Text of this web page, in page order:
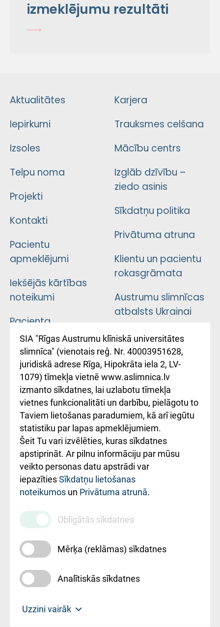
izmeklējumu rezultāti
Aktualitātes
Iepirkumi
Izsoles
Telpu noma
Projekti
Kontakti
Pacientu
apmeklējumi
Iekšējās kārtības
noteikumi
Pacienta
atsauksmju/sūdzību
iesniegšanas
kārtība
Kā pie mums nokļūt
Rēķinu apmaksas
ceļvedis
Rekvizīti un
ārstniecības
iestādes kods
010000234
Maksas
pakalpojumu
cenrādis
Karjera
Trauksmes celšana
Mācību centrs
Izglāb dzīvību –
ziedo asinis
Sīkdatņu politika
Privātuma atruna
Klientu un pacientu
rokasgrāmata
Austrumu slimnīcas
atbalsts Ukrainai
Підтримка Східної
лікарні та співпраця з
Україною
SIA "Rīgas Austrumu klīniskā universitātes
slimnīca" (vienotais reģ. Nr. 40003951628,
juridiskā adrese Rīga, Hipokrāta iela 2, LV-
1079) tīmekļa vietnē www.aslimnica.lv
izmanto sīkdatnes, lai uzlabotu tīmekļa
vietnes funkcionalitāti un darbību, pielāgotu to
Taviem lietošanas paradumiem, kā arī iegūtu
statistiku par lapas apmeklējumiem.
Šeit Tu vari izvēlēties, kuras sīkdatnes
apstiprināt. Ar pilnu informāciju par mūsu
veikto personas datu apstrādi var
iepazītiesSīkdatņu lietošanas
noteikumos un Privātuma atrunā.
Obligātās sīkdatnes
Mērķa (reklāmas) sīkdatnes
Analītiskās sīkdatnes
Uzzini vairāk